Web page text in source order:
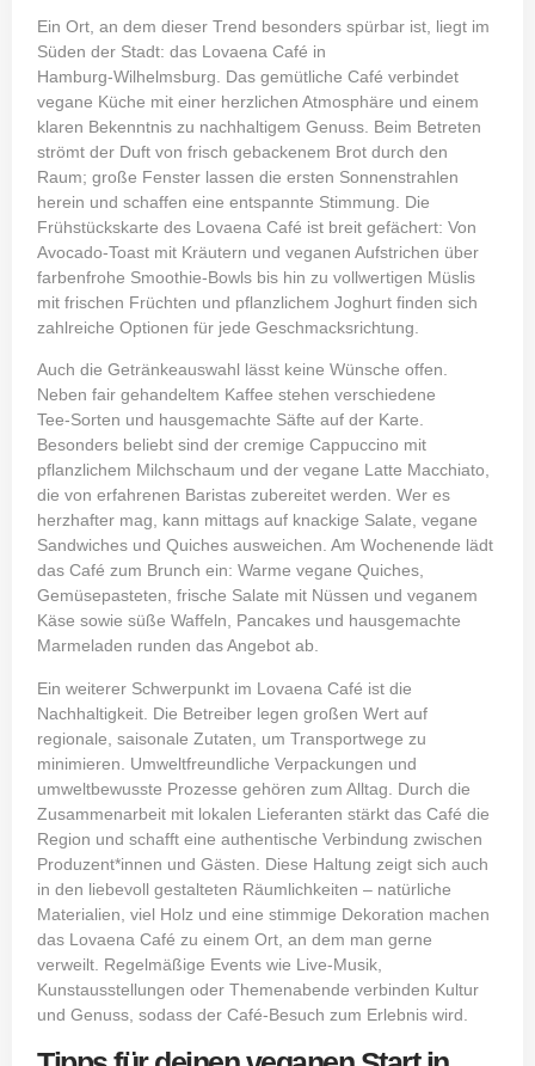
Ein Ort, an dem dieser Trend besonders spürbar ist, liegt im
Süden der Stadt: das Lovaena Café in
Hamburg‑Wilhelmsburg. Das gemütliche Café verbindet
vegane Küche mit einer herzlichen Atmosphäre und einem
klaren Bekenntnis zu nachhaltigem Genuss. Beim Betreten
strömt der Duft von frisch gebackenem Brot durch den
Raum; große Fenster lassen die ersten Sonnenstrahlen
herein und schaffen eine entspannte Stimmung. Die
Frühstückskarte des Lovaena Café ist breit gefächert: Von
Avocado‑Toast mit Kräutern und veganen Aufstrichen über
farbenfrohe Smoothie‑Bowls bis hin zu vollwertigen Müslis
mit frischen Früchten und pflanzlichem Joghurt finden sich
zahlreiche Optionen für jede Geschmacksrichtung.
Auch die Getränkeauswahl lässt keine Wünsche offen.
Neben fair gehandeltem Kaffee stehen verschiedene
Tee‑Sorten und hausgemachte Säfte auf der Karte.
Besonders beliebt sind der cremige Cappuccino mit
pflanzlichem Milchschaum und der vegane Latte Macchiato,
die von erfahrenen Baristas zubereitet werden. Wer es
herzhafter mag, kann mittags auf knackige Salate, vegane
Sandwiches und Quiches ausweichen. Am Wochenende lädt
das Café zum Brunch ein: Warme vegane Quiches,
Gemüsepasteten, frische Salate mit Nüssen und veganem
Käse sowie süße Waffeln, Pancakes und hausgemachte
Marmeladen runden das Angebot ab.
Ein weiterer Schwerpunkt im Lovaena Café ist die
Nachhaltigkeit. Die Betreiber legen großen Wert auf
regionale, saisonale Zutaten, um Transportwege zu
minimieren. Umweltfreundliche Verpackungen und
umweltbewusste Prozesse gehören zum Alltag. Durch die
Zusammenarbeit mit lokalen Lieferanten stärkt das Café die
Region und schafft eine authentische Verbindung zwischen
Produzent*innen und Gästen. Diese Haltung zeigt sich auch
in den liebevoll gestalteten Räumlichkeiten – natürliche
Materialien, viel Holz und eine stimmige Dekoration machen
das Lovaena Café zu einem Ort, an dem man gerne
verweilt. Regelmäßige Events wie Live‑Musik,
Kunstausstellungen oder Themenabende verbinden Kultur
und Genuss, sodass der Café‑Besuch zum Erlebnis wird.